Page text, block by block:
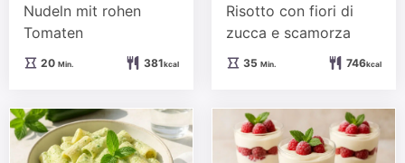
Nudeln mit rohen
Tomaten
20Minuten
Min. 381kcal
Risotto con fiori di
zucca e scamorza
35Minuten
Min. 746kcal